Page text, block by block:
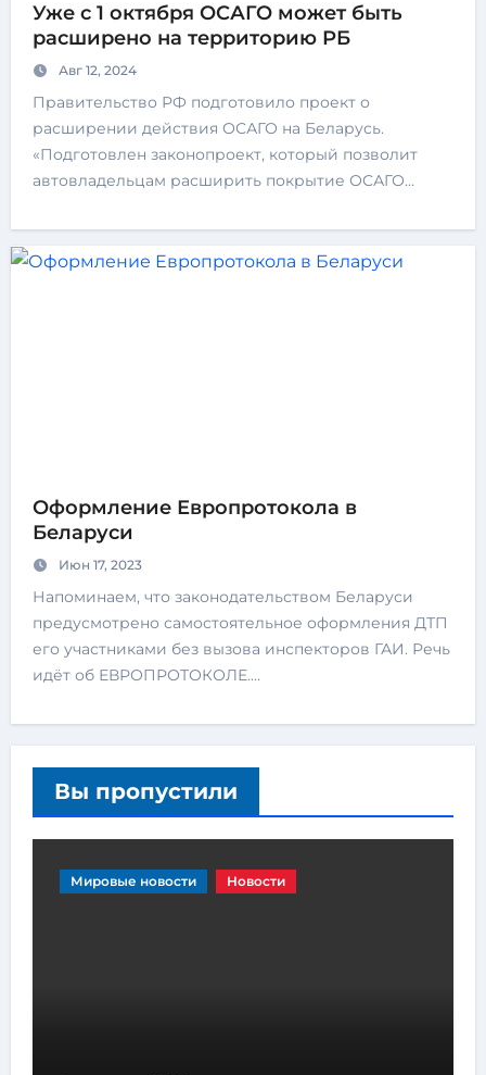
Уже с 1 октября ОСАГО может быть
расширено на территорию РБ
Авг 12, 2024
Правительство РФ подготовило проект о
расширении действия ОСАГО на Беларусь.
«Подготовлен законопроект, который позволит
автовладельцам расширить покрытие ОСАГО…
Оформление Европротокола в
Беларуси
Июн 17, 2023
Напоминаем, что законодательством Беларуси
предусмотрено самостоятельное оформления ДТП
его участниками без вызова инспекторов ГАИ. Речь
идёт об ЕВРОПРОТОКОЛЕ.…
Вы пропустили
Мировые новости Новости